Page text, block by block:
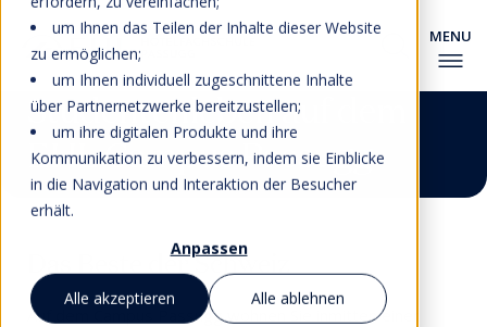
um Ihnen das Teilen der Inhalte dieser Website
zu ermöglichen;
um Ihnen individuell zugeschnittene Inhalte
über Partnernetzwerke bereitzustellen;
um ihre digitalen Produkte und ihre
Kommunikation zu verbessern, indem sie Einblicke
in die Navigation und Interaktion der Besucher
erhält.
Anpassen
Alle akzeptieren Alle ablehnen
Studentenleben auf dem
EHL Campus Passugg
Das Beste der Schweiz
Auf dem Campus Passugg wohnen Sie inmitten einer